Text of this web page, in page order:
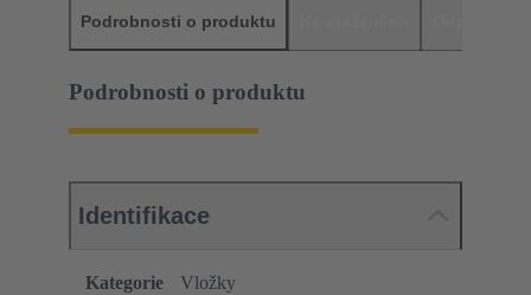
Podrobnosti o produktu
Podrobnosti o produktu
Identifikace
Kategorie Vložky